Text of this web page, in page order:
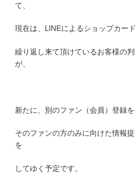
て、
現在は、LINEによるショップカー
繰り返し来て頂けているお客様の
が、
新たに、別のファン（会員）登録を
そのファンの方のみに向けた情報
を
してゆく予定です。